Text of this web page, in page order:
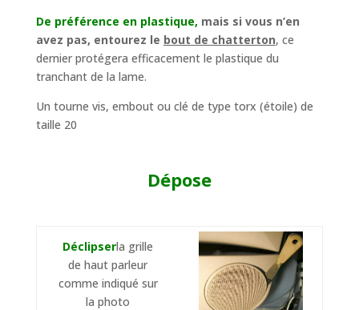
De préférence en plastique, mais si vous n’en
avez pas, entourez le bout de chatterton, ce
dernier protégera efficacement le plastique du
tranchant de la lame.
Un tourne vis, embout ou clé de type torx (étoile) de
taille 20
Dépose
Déclipserla grille
de haut parleur
comme indiqué sur
la photo